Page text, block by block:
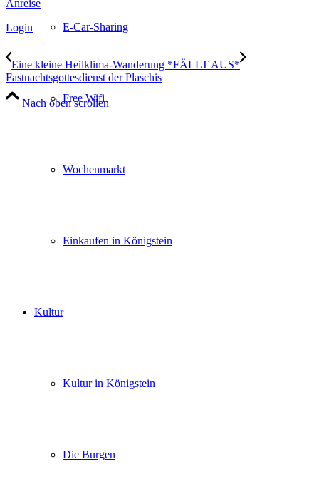
E-Car-Sharing
Free Wifi
Wochenmarkt
Einkaufen in Königstein
Kultur
Kultur in Königstein
Die Burgen
Anreise
Login
Eine kleine Heilklima-Wanderung *FÄLLT AUS*
Fastnachtsgottesdienst der Plaschis
Nach oben scrollen